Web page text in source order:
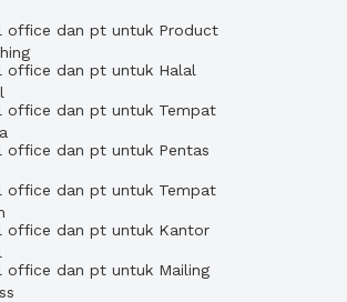
office dan pt untuk Product
office dan pt untuk Halal
office dan pt untuk Tempat
office dan pt untuk Pentas
office dan pt untuk Tempat
office dan pt untuk Kantor
office dan pt untuk Mailing